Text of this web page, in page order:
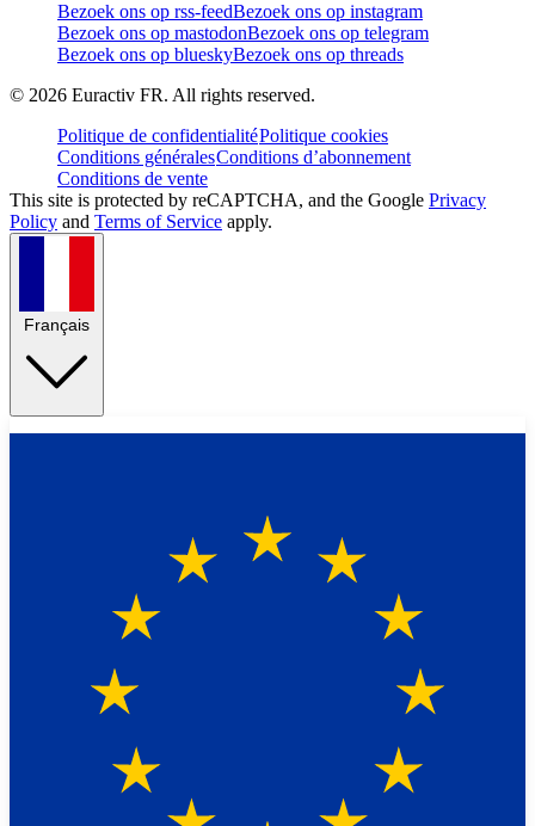
Bezoek ons op rss-feedBezoek ons op instagram
Bezoek ons op mastodonBezoek ons op telegram
Bezoek ons op blueskyBezoek ons op threads
© 2026 Euractiv FR. All rights reserved.
Politique de confidentialitéPolitique cookies
Conditions généralesConditions d’abonnement
Conditions de vente
This site is protected by reCAPTCHA, and the Google Privacy
Policy and Terms of Service apply.
Français